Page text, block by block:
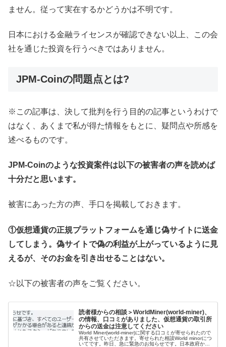
ません。従って実在するかどうかは不明です。
日本における金融ライセンスが確認できない以上、この会
社を通じた投資を行うべきではありません。
JPM-Coinの問題点とは?
※この記事は、決して批判を行う目的の記事というわけで
はなく、あくまで私が得た情報をもとに、疑問点や所感を
述べるものです。
JPM-Coinのような投資案件は以下の被害者の声を読めば
十分だと思います。
被害にあった方の声、手口を掲載しておきます。
①仮想通貨の正規プラットフォームを通じ偽サイトに送金
してしまう。偽サイトで偽の利益が上がっているように見
えるが、そのお金を引き出せることはない。
☆以下の被害者の声をご覧ください。
読者様からの相談＞WorldMiner(world-miner)、
の情報、口コミがありました、仮想通貨の取引所
からの送金は注意してください
World Miner(world-miner)に関する口コミが寄せられたので
共有させていただきます。寄せられた相談World minorにつ
いてです。昨日、急に緊急のお知らせです。日本政府から